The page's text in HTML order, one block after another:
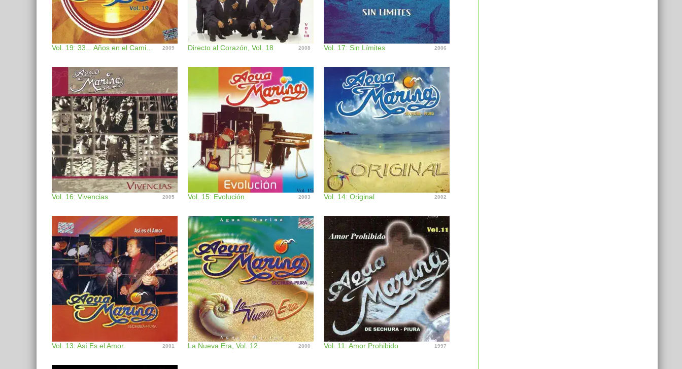
2009 Directo al Corazón, Vol. 18 2008 Vol. 17: Sin Límites 2006
Vol. 16: Vivencias 2005 Vol. 15: Evolución 2003 Vol. 14: Original 2002
Vol. 13: Así Es el Amor 2001 La Nueva Era, Vol. 12 2000 Vol. 11: Amor Prohibido 1997